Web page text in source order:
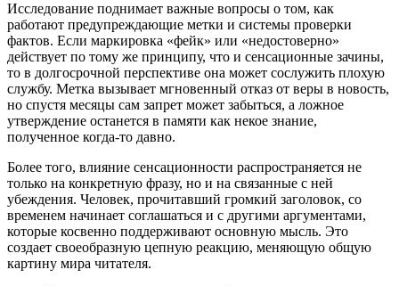
Исследование поднимает важные вопросы о том, как
работают предупреждающие метки и системы проверки
фактов. Если маркировка «фейк» или «недостоверно»
действует по тому же принципу, что и сенсационные зачины,
то в долгосрочной перспективе она может сослужить плохую
службу. Метка вызывает мгновенный отказ от веры в новость,
но спустя месяцы сам запрет может забыться, а ложное
утверждение останется в памяти как некое знание,
полученное когда-то давно.
Более того, влияние сенсационности распространяется не
только на конкретную фразу, но и на связанные с ней
убеждения. Человек, прочитавший громкий заголовок, со
временем начинает соглашаться и с другими аргументами,
которые косвенно поддерживают основную мысль. Это
создает своеобразную цепную реакцию, меняющую общую
картину мира читателя.